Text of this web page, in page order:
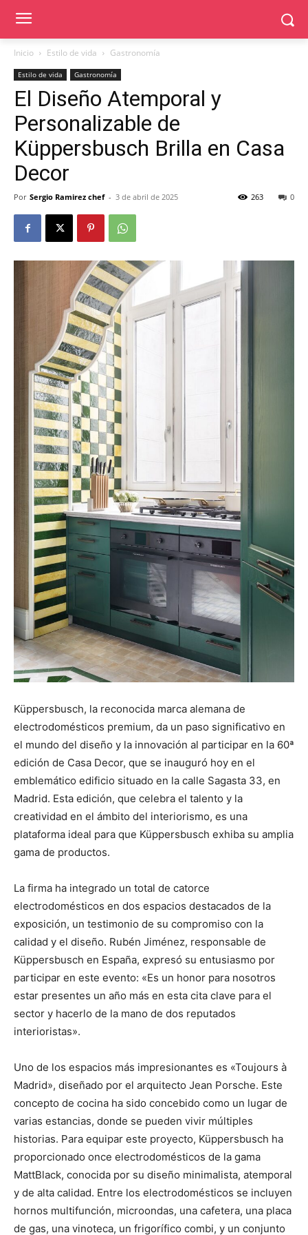
Inicio Estilo de vida Gastronomía
Estilo de vida Gastronomía
El Diseño Atemporal y
Personalizable de
Küppersbusch Brilla en Casa
Decor
Por Sergio Ramirez chef - 3 de abril de 2025 0
263
Küppersbusch, la reconocida marca alemana de
electrodomésticos premium, da un paso significativo en
el mundo del diseño y la innovación al participar en la 60ª
edición de Casa Decor, que se inauguró hoy en el
emblemático edificio situado en la calle Sagasta 33, en
Madrid. Esta edición, que celebra el talento y la
creatividad en el ámbito del interiorismo, es una
plataforma ideal para que Küppersbusch exhiba su amplia
gama de productos.
La firma ha integrado un total de catorce
electrodomésticos en dos espacios destacados de la
exposición, un testimonio de su compromiso con la
calidad y el diseño. Rubén Jiménez, responsable de
Küppersbusch en España, expresó su entusiasmo por
participar en este evento: «Es un honor para nosotros
estar presentes un año más en esta cita clave para el
sector y hacerlo de la mano de dos reputados
interioristas».
Uno de los espacios más impresionantes es «Toujours à
Madrid», diseñado por el arquitecto Jean Porsche. Este
concepto de cocina ha sido concebido como un lugar de
varias estancias, donde se pueden vivir múltiples
historias. Para equipar este proyecto, Küppersbusch ha
proporcionado once electrodomésticos de la gama
MattBlack, conocida por su diseño minimalista, atemporal
y de alta calidad. Entre los electrodomésticos se incluyen
hornos multifunción, microondas, una cafetera, una placa
de gas, una vinoteca, un frigorífico combi, y un conjunto